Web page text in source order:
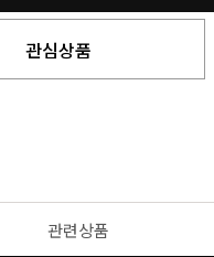
관심상품
관련상품